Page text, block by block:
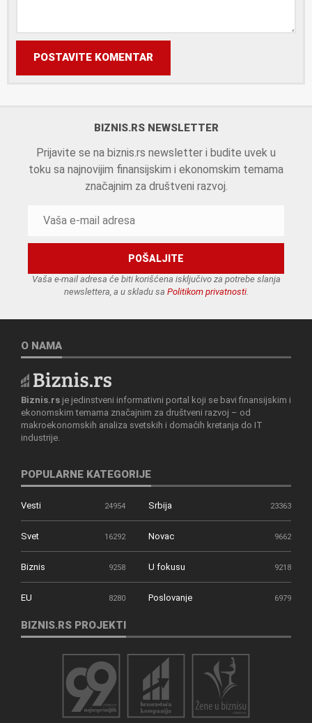
POSTAVITE KOMENTAR
BIZNIS.RS NEWSLETTER
Prijavite se na biznis.rs newsletter i budite uvek u
toku sa najnovijim finansijskim i ekonomskim temama
značajnim za društveni razvoj.
Vaša e-mail adresa će biti korišćena isključivo za potrebe slanja
newslettera, a u skladu sa Politikom privatnosti.
O NAMA
Biznis.rs je jedinstveni informativni portal koji se bavi finansijskim i
ekonomskim temama značajnim za društveni razvoj – od
makroekonomskih analiza svetskih i domaćih kretanja do IT
industrije.
POPULARNE KATEGORIJE
Vesti 24954 Srbija 23363
Svet 16292 Novac 9662
Biznis 9258 U fokusu 9218
EU 8280 Poslovanje 6979
BIZNIS.RS PROJEKTI